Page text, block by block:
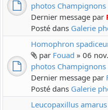
photos Champignons
Dernier message par
Posté dans Galerie
Homophron
par Fouad » 06
photos Champignons
Dernier message par
Posté dans Galerie
Leucopaxillus amarus